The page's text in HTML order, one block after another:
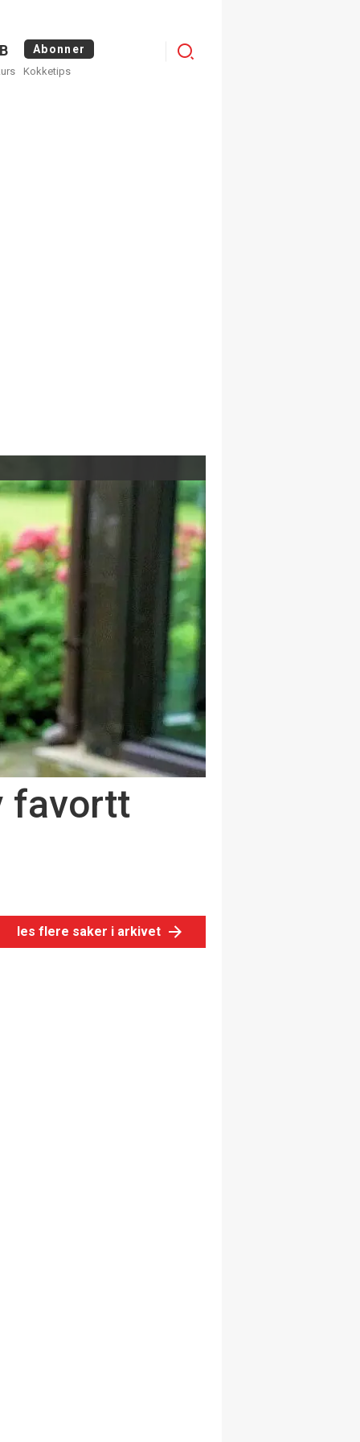
Abonner
Kokketips
Logg
favortt
les flere saker i arkivet